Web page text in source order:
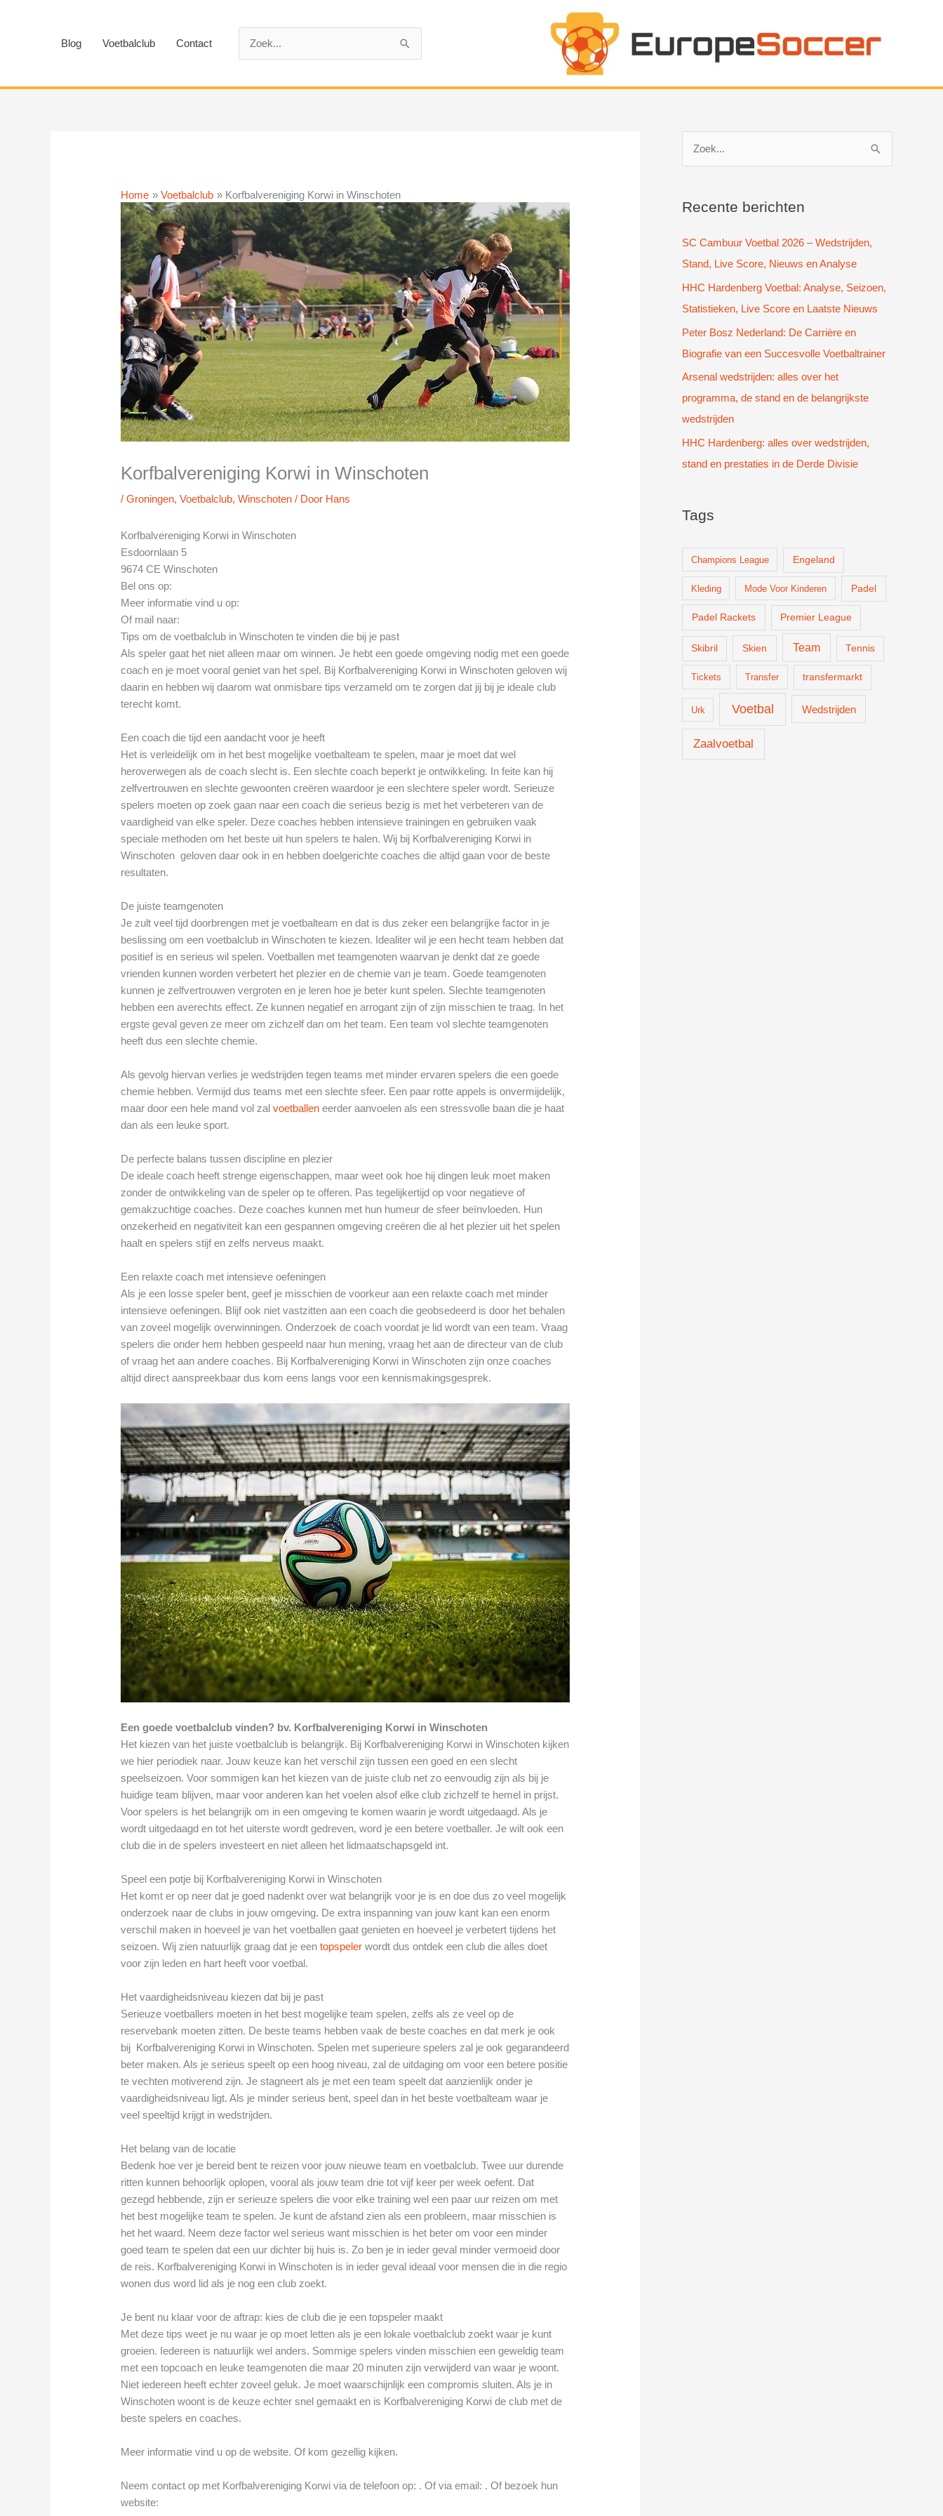
Blog Voetbalclub Contact
Home Voetbalclub Korfbalvereniging Korwi in Winschoten
Korfbalvereniging Korwi in Winschoten
/Groningen,Voetbalclub,Winschoten / Door Hans
Korfbalvereniging Korwi in Winschoten
Esdoornlaan 5
9674 CE Winschoten
Bel ons op:
Meer informatie vind u op:
Of mail naar:
Tips om de voetbalclub in Winschoten te vinden die bij je past
Als speler gaat het niet alleen maar om winnen. Je hebt een goede omgeving nodig met een goede
coach en je moet vooral geniet van het spel. Bij Korfbalvereniging Korwi in Winschoten geloven wij
daarin en hebben wij daarom wat onmisbare tips verzameld om te zorgen dat jij bij je ideale club
terecht komt.
Een coach die tijd een aandacht voor je heeft
Het is verleidelijk om in het best mogelijke voetbalteam te spelen, maar je moet dat wel
heroverwegen als de coach slecht is. Een slechte coach beperkt je ontwikkeling. In feite kan hij
zelfvertrouwen en slechte gewoonten creëren waardoor je een slechtere speler wordt. Serieuze
spelers moeten op zoek gaan naar een coach die serieus bezig is met het verbeteren van de
vaardigheid van elke speler. Deze coaches hebben intensieve trainingen en gebruiken vaak
speciale methoden om het beste uit hun spelers te halen. Wij bij Korfbalvereniging Korwi in
Winschoten geloven daar ook in en hebben doelgerichte coaches die altijd gaan voor de beste
resultaten.
De juiste teamgenoten
Je zult veel tijd doorbrengen met je voetbalteam en dat is dus zeker een belangrijke factor in je
beslissing om een voetbalclub in Winschoten te kiezen. Idealiter wil je een hecht team hebben dat
positief is en serieus wil spelen. Voetballen met teamgenoten waarvan je denkt dat ze goede
vrienden kunnen worden verbetert het plezier en de chemie van je team. Goede teamgenoten
kunnen je zelfvertrouwen vergroten en je leren hoe je beter kunt spelen. Slechte teamgenoten
hebben een averechts effect. Ze kunnen negatief en arrogant zijn of zijn misschien te traag. In het
ergste geval geven ze meer om zichzelf dan om het team. Een team vol slechte teamgenoten
heeft dus een slechte chemie.
Als gevolg hiervan verlies je wedstrijden tegen teams met minder ervaren spelers die een goede
chemie hebben. Vermijd dus teams met een slechte sfeer. Een paar rotte appels is onvermijdelijk,
maar door een hele mand vol zalvoetballen eerder aanvoelen als een stressvolle baan die je haat
dan als een leuke sport.
De perfecte balans tussen discipline en plezier
De ideale coach heeft strenge eigenschappen, maar weet ook hoe hij dingen leuk moet maken
zonder de ontwikkeling van de speler op te offeren. Pas tegelijkertijd op voor negatieve of
gemakzuchtige coaches. Deze coaches kunnen met hun humeur de sfeer beïnvloeden. Hun
onzekerheid en negativiteit kan een gespannen omgeving creëren die al het plezier uit het spelen
haalt en spelers stijf en zelfs nerveus maakt.
Een relaxte coach met intensieve oefeningen
Als je een losse speler bent, geef je misschien de voorkeur aan een relaxte coach met minder
intensieve oefeningen. Blijf ook niet vastzitten aan een coach die geobsedeerd is door het behalen
van zoveel mogelijk overwinningen. Onderzoek de coach voordat je lid wordt van een team. Vraag
spelers die onder hem hebben gespeeld naar hun mening, vraag het aan de directeur van de club
of vraag het aan andere coaches. Bij Korfbalvereniging Korwi in Winschoten zijn onze coaches
altijd direct aanspreekbaar dus kom eens langs voor een kennismakingsgesprek.
Een goede voetbalclub vinden? bv. Korfbalvereniging Korwi in Winschoten
Het kiezen van het juiste voetbalclub is belangrijk. Bij Korfbalvereniging Korwi in Winschoten kijken
we hier periodiek naar. Jouw keuze kan het verschil zijn tussen een goed en een slecht
speelseizoen. Voor sommigen kan het kiezen van de juiste club net zo eenvoudig zijn als bij je
huidige team blijven, maar voor anderen kan het voelen alsof elke club zichzelf te hemel in prijst.
Voor spelers is het belangrijk om in een omgeving te komen waarin je wordt uitgedaagd. Als je
wordt uitgedaagd en tot het uiterste wordt gedreven, word je een betere voetballer. Je wilt ook een
club die in de spelers investeert en niet alleen het lidmaatschapsgeld int.
Speel een potje bij Korfbalvereniging Korwi in Winschoten
Het komt er op neer dat je goed nadenkt over wat belangrijk voor je is en doe dus zo veel mogelijk
onderzoek naar de clubs in jouw omgeving. De extra inspanning van jouw kant kan een enorm
verschil maken in hoeveel je van het voetballen gaat genieten en hoeveel je verbetert tijdens het
seizoen. Wij zien natuurlijk graag dat je eentopspeler wordt dus ontdek een club die alles doet
voor zijn leden en hart heeft voor voetbal.
Het vaardigheidsniveau kiezen dat bij je past
Serieuze voetballers moeten in het best mogelijke team spelen, zelfs als ze veel op de
reservebank moeten zitten. De beste teams hebben vaak de beste coaches en dat merk je ook
bij Korfbalvereniging Korwi in Winschoten. Spelen met superieure spelers zal je ook gegarandeerd
beter maken. Als je serieus speelt op een hoog niveau, zal de uitdaging om voor een betere positie
te vechten motiverend zijn. Je stagneert als je met een team speelt dat aanzienlijk onder je
vaardigheidsniveau ligt. Als je minder serieus bent, speel dan in het beste voetbalteam waar je
veel speeltijd krijgt in wedstrijden.
Het belang van de locatie
Bedenk hoe ver je bereid bent te reizen voor jouw nieuwe team en voetbalclub. Twee uur durende
ritten kunnen behoorlijk oplopen, vooral als jouw team drie tot vijf keer per week oefent. Dat
gezegd hebbende, zijn er serieuze spelers die voor elke training wel een paar uur reizen om met
het best mogelijke team te spelen. Je kunt de afstand zien als een probleem, maar misschien is
het het waard. Neem deze factor wel serieus want misschien is het beter om voor een minder
goed team te spelen dat een uur dichter bij huis is. Zo ben je in ieder geval minder vermoeid door
de reis. Korfbalvereniging Korwi in Winschoten is in ieder geval ideaal voor mensen die in die regio
wonen dus word lid als je nog een club zoekt.
Je bent nu klaar voor de aftrap: kies de club die je een topspeler maakt
Met deze tips weet je nu waar je op moet letten als je een lokale voetbalclub zoekt waar je kunt
groeien. Iedereen is natuurlijk wel anders. Sommige spelers vinden misschien een geweldig team
met een topcoach en leuke teamgenoten die maar 20 minuten zijn verwijderd van waar je woont.
Niet iedereen heeft echter zoveel geluk. Je moet waarschijnlijk een compromis sluiten. Als je in
Winschoten woont is de keuze echter snel gemaakt en is Korfbalvereniging Korwi de club met de
beste spelers en coaches.
Meer informatie vind u op de website. Of kom gezellig kijken.
Neem contact op met Korfbalvereniging Korwi via de telefoon op: . Of via email: . Of bezoek hun
website:
k
a
a
r
:
Recente berichten
SC Cambuur Voetbal 2026 – Wedstrijden,
Stand, Live Score, Nieuws en Analyse
HHC Hardenberg Voetbal: Analyse, Seizoen,
Statistieken, Live Score en Laatste Nieuws
Peter Bosz Nederland: De Carrière en
Biografie van een Succesvolle Voetbaltrainer
Arsenal wedstrijden: alles over het
programma, de stand en de belangrijkste
wedstrijden
HHC Hardenberg: alles over wedstrijden,
stand en prestaties in de Derde Divisie
Tags
Champions League Engeland
Kleding Mode Voor Kinderen Padel
Padel Rackets Premier League
Skibril Skien Team Tennis
Tickets Transfer transfermarkt
Urk Voetbal Wedstrijden
Zaalvoetbal